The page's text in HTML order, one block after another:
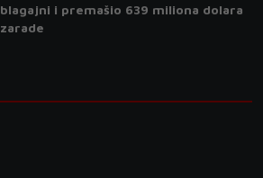
blagajni i premašio 639 miliona dolara
zarade